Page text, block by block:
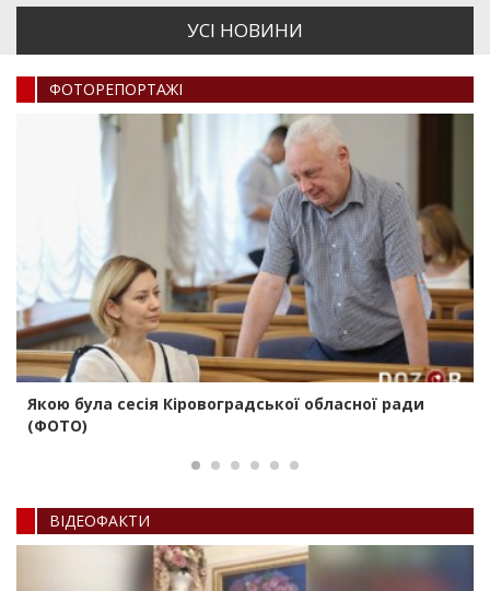
УСI НОВИНИ
ФОТОРЕПОРТАЖI
Якою була сесія Кіровоградської обласної ради
(ФОТО)
ВIДЕОФАКТИ